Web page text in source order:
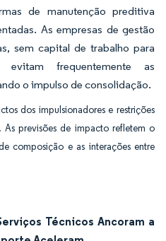
de manutenção preditiva
As empresas de gestão
sem capital de trabalho para
evitam frequentemente as
o impulso de consolidação.
dos impulsionadores e restrições
previsões de impacto refletem o
composição e as interações entre
Técnicos Ancoram a